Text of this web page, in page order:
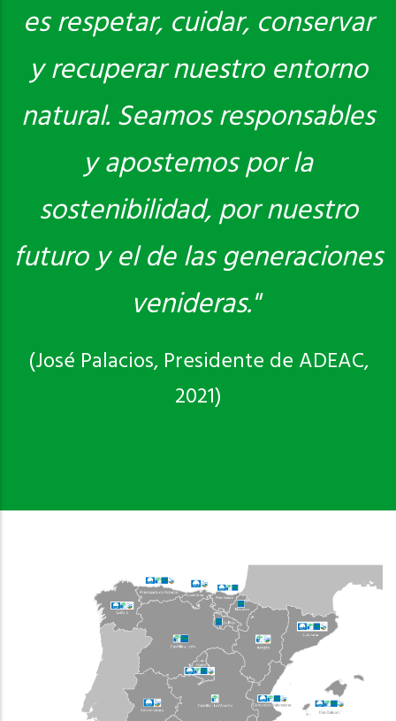
es respetar, cuidar, conservar
y recuperar nuestro entorno
natural. Seamos responsables
y apostemos por la
sostenibilidad, por nuestro
futuro y el de las generaciones
venideras."
(José Palacios, Presidente de ADEAC,
2021)